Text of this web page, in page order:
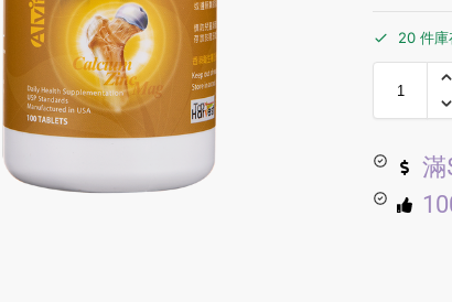
20 件庫
滿